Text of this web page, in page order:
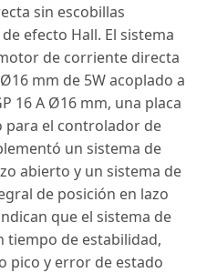
sin escobillas
efecto Hall. El sistema
de corriente directa
mm de 5W acoplado a
16 A Ø16 mm, una placa
para el controlador de
un sistema de
abierto y un sistema de
de posición en lazo
que el sistema de
tiempo de estabilidad,
pico y error de estado